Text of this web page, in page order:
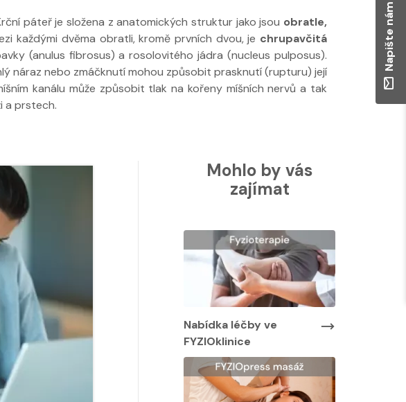
páteř je složena z anatomických struktur jako jsou obratle,
každými dvěma obratli, kromě prvních dvou, je chrupavčitá
(anulus fibrosus) a rosolovitého jádra (nucleus pulposus).
náraz nebo zmáčknutí mohou způsobit prasknutí (rupturu) její
kanálu může způsobit tlak na kořeny míšních nervů a tak
a prstech.
Mohlo by vás
zajímat
Nabídka léčby ve
FYZIOklinice
Nabídka léčby ve
Napište nám